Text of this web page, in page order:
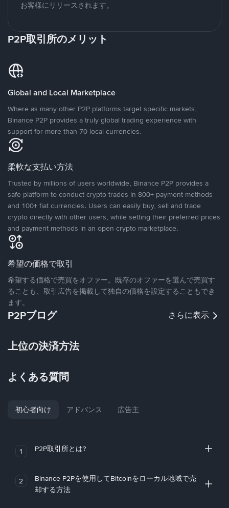
お客様にリリースされます。
P2P取引所のメリット
Global and Local Marketplace
Where as many other P2P platforms target specific markets,
Binance P2P provides a truly global trading experience with
support for more than 70 local currencies.
柔軟な支払い方法
Trusted by millions of users worldwide, Binance P2P provides a
safe platform to conduct crypto trades in 800+ payment methods
and 100+ fiat currencies. Users can easily buy, sell and trade
crypto directly with other users, while setting their preferred prices
and payment methods in an open crypto marketplace.
希望の価格で取引
希望する価格で売買をオファー。既存のオファーを選んで売買す
ることも、取引広告を掲載して独自の価格を設定することもでき
ます。
P2Pブログ さらに表示
上位の決済方法
よくある質問
初心者向け アドバンス 広告主
1 P2P取引所とは?
2
Binance P2Pを使用してBitcoinをローカル地域で売
却する方法